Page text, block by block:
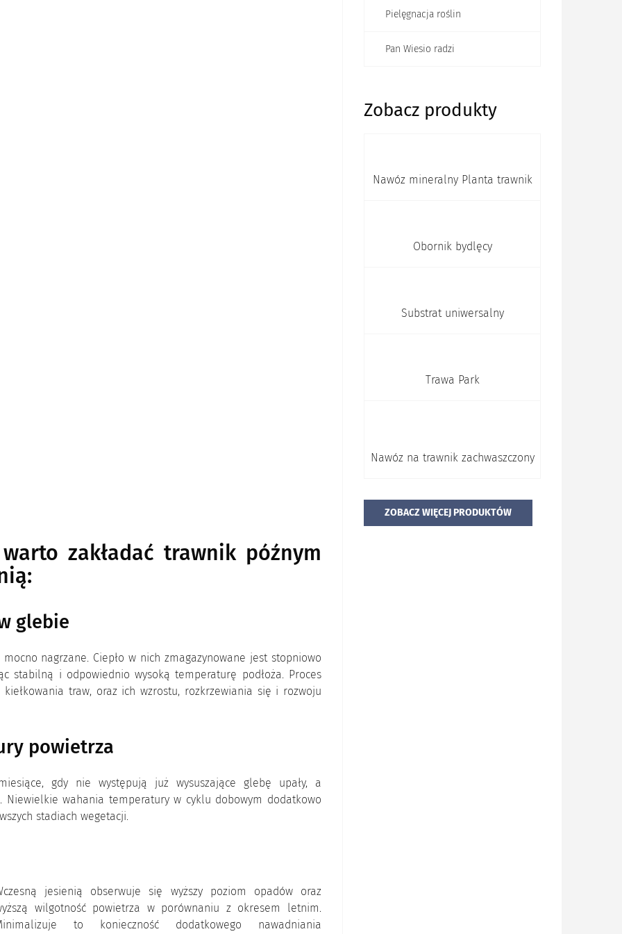
zakładać trawnik późnym
glebie
nagrzane. Ciepło w nich zmagazynowane jest stopniowo
stabilną i odpowiednio wysoką temperaturę podłoża. Proces
traw, oraz ich wzrostu, rozkrzewiania się i rozwoju
powietrza
gdy nie występują już wysuszające glebę upały, a
wahania temperatury w cyklu dobowym dodatkowo
stadiach wegetacji.
jesienią obserwuje się wyższy poziom opadów oraz
wilgotność powietrza w porównaniu z okresem letnim.
to konieczność dodatkowego nawadniania
Pielęgnacja roślin
Pan Wiesio radzi
Zobacz produkty
Nawóz mineralny Planta trawnik
Obornik bydlęcy
Substrat uniwersalny
Trawa Park
Nawóz na trawnik zachwaszczony
ZOBACZ WIĘCEJ PRODUKTÓW